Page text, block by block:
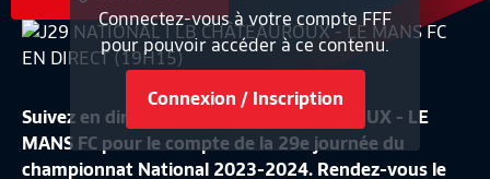
Connectez-vous à votre compte FFF
pour pouvoir accéder à ce contenu.
Connexion / Inscription
Suivez en direct le match LB CHÂTEAUROUX - LE
MANS FC pour le compte de la 29e journée du
championnat National 2023-2024. Rendez-vous le